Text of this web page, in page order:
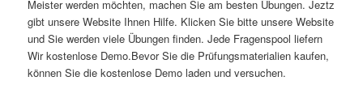
Meister werden möchten, machen Sie am besten Übungen. Jeztz
gibt unsere Website Ihnen Hilfe. Klicken Sie bitte unsere Website
und Sie werden viele Übungen finden. Jede Fragenspool liefern
Wir kostenlose Demo.Bevor Sie die Prüfungsmaterialien kaufen,
können Sie die kostenlose Demo laden und versuchen.